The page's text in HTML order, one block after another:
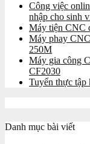
Công việc
nhập cho sinh
Máy tiện CNC
Máy phay
250M
Máy gia công
CF2030
Tuyển thực
Danh mục bài viết